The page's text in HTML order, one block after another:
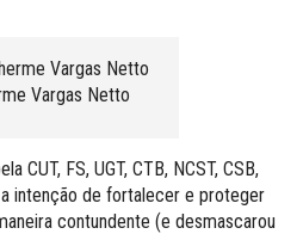
Vargas Netto
CUT, FS, UGT, CTB, NCST, CSB,
intenção de fortalecer e proteger
contundente (e desmascarou